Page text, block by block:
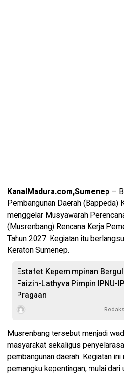
KanalMadura.com,Sumenep –
Pembangunan Daerah (Bappeda)
menggelar Musyawarah
(Musrenbang) Rencana Kerja
Tahun 2027. Kegiatan itu
Keraton Sumenep.
Estafet Kepemimpinan
Faizin-Lathyva Pimpin IPNU-
Pragaan
Musrenbang tersebut menjadi
masyarakat sekaligus
pembangunan daerah. Kegiatan
pemangku kepentingan, mulai dari